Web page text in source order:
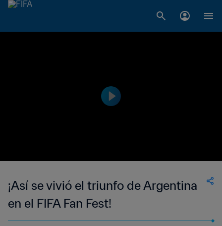
¡Así se vivió el triunfo de Argentina
en el FIFA Fan Fest!